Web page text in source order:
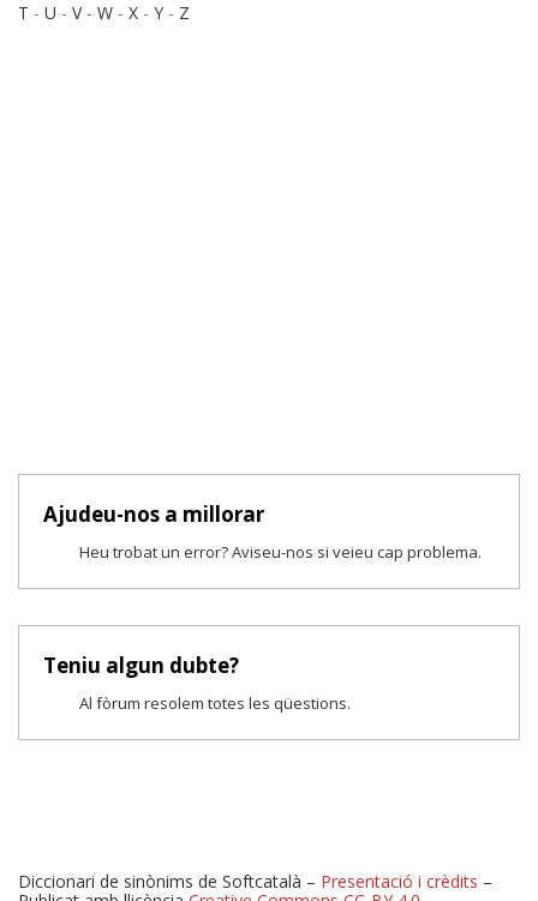
T - U - V- W - X - Y - Z
Ajudeu-nos a millorar
Heu trobat un error? Aviseu-nos si veieu cap problema.
Teniu algun dubte?
Al fòrum resolem totes les qüestions.
Diccionari de sinònims de Softcatalà – Presentació i crèdits –